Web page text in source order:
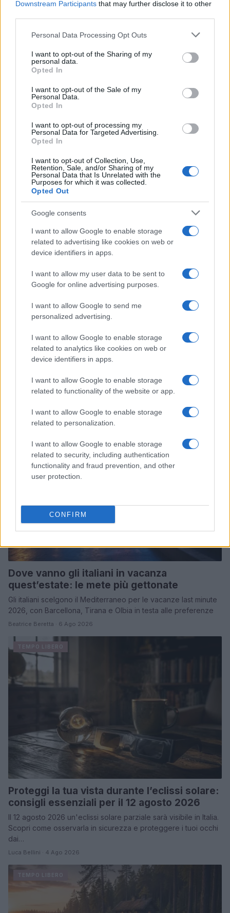
Downstream Participants that may further disclose it to other
Please note that this website/app uses one or more Google
not limited to your visit or usage behaviour. You may click to
grant or deny consent to Google and its third-party tags to
use your data for below specified purposes in below Google
consent section.
Personal Data Processing Opt Outs
I want to opt-out of the Sharing of my
personal data.
Opted In
I want to opt-out of the Sale of my
Personal Data.
Opted In
I want to opt-out of processing my
Personal Data for Targeted Advertising.
Opted In
I want to opt-out of Collection, Use,
Retention, Sale, and/or Sharing of my
Personal Data that Is Unrelated with the
Purposes for which it was collected.
Opted Out
Google consents
I want to allow Google to enable storage
related to advertising like cookies on web or
device identifiers in apps.
I want to allow my user data to be sent to
Google for online advertising purposes.
I want to allow Google to send me
personalized advertising.
I want to allow Google to enable storage
related to analytics like cookies on web or
device identifiers in apps.
I want to allow Google to enable storage
related to functionality of the website or app.
I want to allow Google to enable storage
related to personalization.
I want to allow Google to enable storage
related to security, including authentication
functionality and fraud prevention, and other
user protection.
CONFIRM
Scopri come funzionano le anticipazioni e il
Il fondo pensione offre vantaggi fiscali significativi, ma è
importante conoscere le opzioni di prelievo anticipato per
Beatrice Beretta · 6 Ago 2026
conferma gli abbonamenti gratuiti per gli
studenti
La Regione Emilia-Romagna ha esteso il programma Salta su!
per abbonamenti gratuiti per studenti fino al 2028, con oltre
28,7 milioni di…
Tempo libero
Dove vanno gli italiani in vacanza
quest’estate: le mete più gettonate
Gli italiani scelgono il Mediterraneo per le vacanze last minute
2026, con Barcellona, Tirana e Olbia in testa alle preferenze
Beatrice Beretta · 6 Ago 2026
Proteggi la tua vista durante l’eclissi solare:
consigli essenziali per il 12 agosto 2026
Il 12 agosto 2026 un'eclissi solare parziale sarà visibile in Italia.
Scopri come osservarla in sicurezza e proteggere i tuoi occhi
dai…
Luca Bellini · 4 Ago 2026